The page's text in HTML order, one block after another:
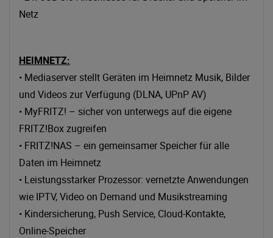
Netz
HEIMNETZ:
• Mediaserver stellt Geräten im Heimnetz Musik, Bilder
und Videos zur Verfügung (DLNA, UPnP AV)
• MyFRITZ! – sicher von unterwegs auf die eigene
FRITZ!Box zugreifen
• FRITZ!NAS – ein gemeinsamer Speicher für alle
Daten im Heimnetz
• Leistungsstarker Prozessor: vernetzte Anwendungen
wie IPTV, Video on Demand und Musikstreaming
• Kindersicherung, Push Service, Cloud-Kontakte,
Online-Speicher